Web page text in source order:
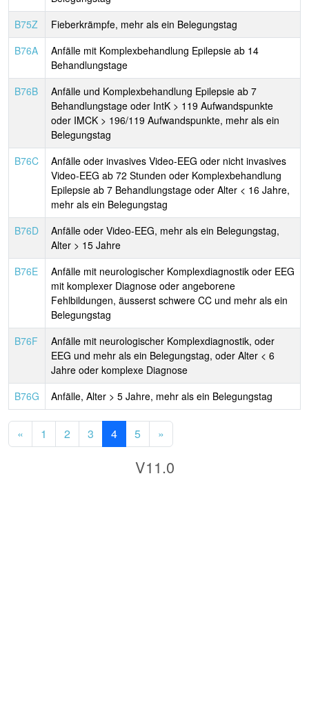
B75Z
Fieberkrämpfe, mehr als ein Belegungstag
B76A
Anfälle mit Komplexbehandlung Epilepsie ab 14
Behandlungstage
B76B
Anfälle und Komplexbehandlung Epilepsie ab 7
Behandlungstage oder IntK > 119 Aufwandspunkte
oder IMCK > 196/119 Aufwandspunkte, mehr als ein
Belegungstag
B76C
Anfälle oder invasives Video-EEG oder nicht invasives
Video-EEG ab 72 Stunden oder Komplexbehandlung
Epilepsie ab 7 Behandlungstage oder Alter < 16 Jahre,
mehr als ein Belegungstag
B76D
Anfälle oder Video-EEG, mehr als ein Belegungstag,
Alter > 15 Jahre
B76E
Anfälle mit neurologischer Komplexdiagnostik oder EEG
mit komplexer Diagnose oder angeborene
Fehlbildungen, äusserst schwere CC und mehr als ein
Belegungstag
B76F
Anfälle mit neurologischer Komplexdiagnostik, oder
EEG und mehr als ein Belegungstag, oder Alter < 6
Jahre oder komplexe Diagnose
B76G
Anfälle, Alter > 5 Jahre, mehr als ein Belegungstag
« 1 2 3 4 5 »
V11.0